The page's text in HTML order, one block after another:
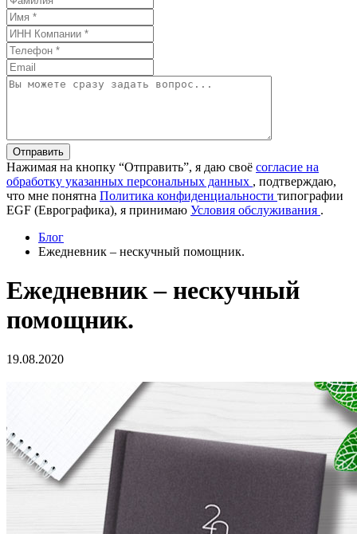
Отправить
Нажимая на кнопку “Отправить”, я даю своё согласие на
обработку указанных персональных данных , подтверждаю,
что мне понятна Политика конфиденциальности типографии
EGF (Еврографика), я принимаю Условия обслуживания .
Блог
Ежедневник – нескучный помощник.
Ежедневник – нескучный
помощник.
19.08.2020